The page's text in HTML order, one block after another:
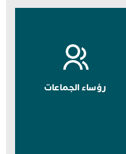
رؤساء الجماعات